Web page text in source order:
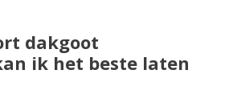
dakgoot
ik het beste laten